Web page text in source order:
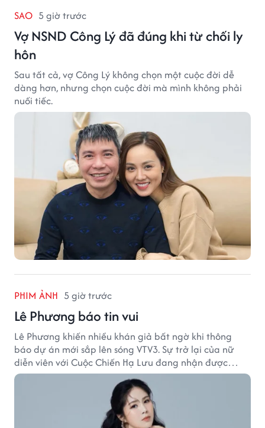
SAO 5 giờ trước
Vợ NSND Công Lý đã đúng khi từ chối ly
hôn
Sau tất cả, vợ Công Lý không chọn một cuộc đời dễ
dàng hơn, nhưng chọn cuộc đời mà mình không phải
nuối tiếc.
PHIM ẢNH 5 giờ trước
Lê Phương báo tin vui
Lê Phương khiến nhiều khán giả bất ngờ khi thông
báo dự án mới sắp lên sóng VTV3. Sự trở lại của nữ
diễn viên với Cuộc Chiến Hạ Lưu đang nhận được
nhiều sự quan tâm.